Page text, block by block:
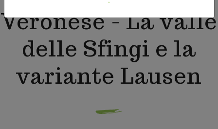
ESPLORA LA CITTÀ PATRIMONIO UNESCO
Enogastronomia
Cosa vedere e fare
LESSINIA
INFORMAZIONI DI VIAGGIO
Veronese - La valle
delle Sfingi e la
variante Lausen